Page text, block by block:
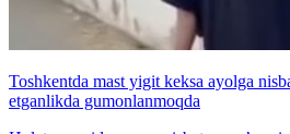
Toshkentda mast yigit keksa ayolga
etganlikda gumonlanmoqda